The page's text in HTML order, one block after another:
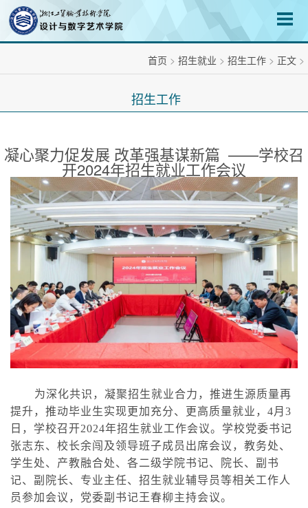
首页 > 招生就业 > 招生工作 > 正文 >
招生工作
凝心聚力促发展 改革强基谋新篇 ——学校召
开2024年招生就业工作会议
为深化共识，凝聚招生就业合力，推进生源质量再
提升，推动毕业生实现更加充分、更高质量就业，4月3
日，学校召开2024年招生就业工作会议。学校党委书记
张志东、校长余闯及领导班子成员出席会议，教务处、
学生处、产教融合处、各二级学院书记、院长、副书
记、副院长、专业主任、招生就业辅导员等相关工作人
员参加会议，党委副书记王春柳主持会议。